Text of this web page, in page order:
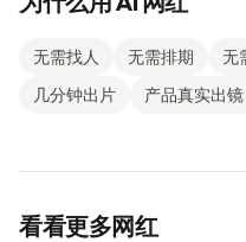
无需找人 无需排期 无
几分钟出片
产品真实出镜
看看更多网红